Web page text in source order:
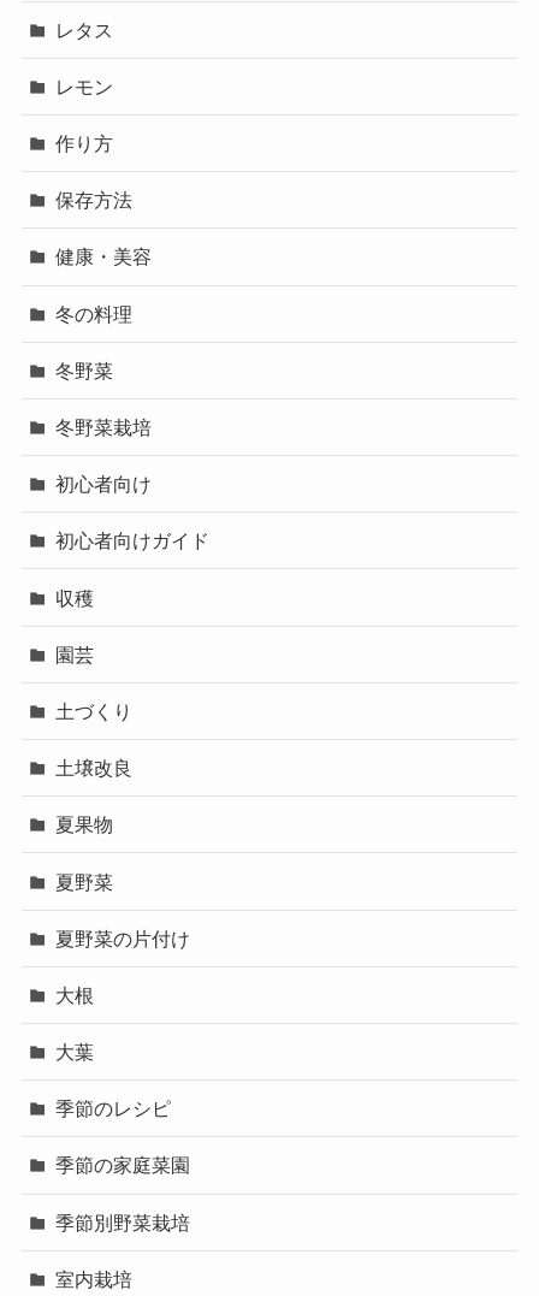
レタス
レモン
作り方
保存方法
健康・美容
冬の料理
冬野菜
冬野菜栽培
初心者向け
初心者向けガイド
収穫
園芸
土づくり
土壌改良
夏果物
夏野菜
夏野菜の片付け
大根
大葉
季節のレシピ
季節の家庭菜園
季節別野菜栽培
室内栽培